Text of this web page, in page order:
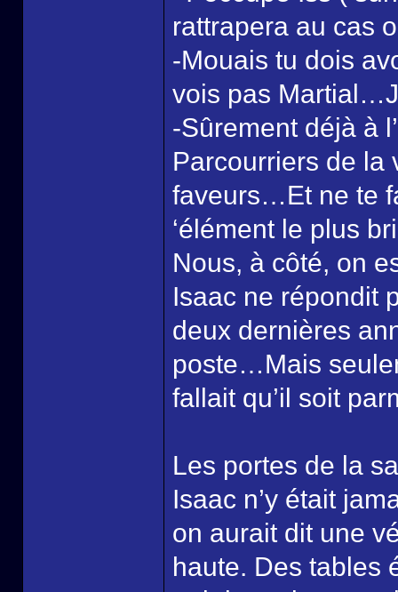
rattrapera au cas
-Mouais tu dois
vois pas
-Sûrement déjà à
Parcourriers de la
faveurs…Et ne te
‘élément le plus
Nous, à côté, on
Isaac ne répondit
deux dernières
poste…Mais
fallait qu’il soit
Les portes de la
Isaac n’y était
on aurait dit une
haute. Des tables